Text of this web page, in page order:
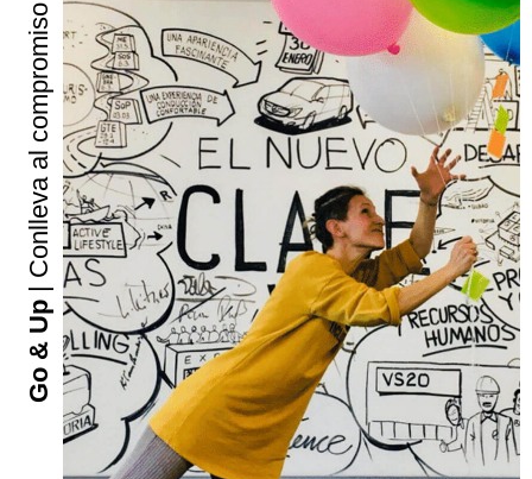
Go & Up
| Conlleva al compromiso